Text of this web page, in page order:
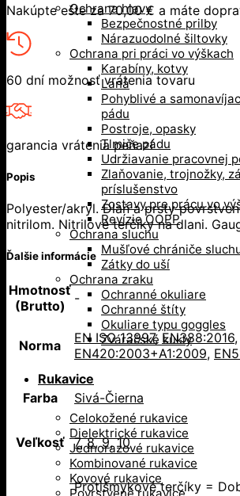
Ochrana hlavy
Bezpečnostné prilby
Nárazuodolné šiltovky
Ochrana pri práci vo výškach
Karabíny, kotvy
Laná
Pohyblivé a
pádu
Postroje, opasky
Tlmiče pádu
Udržiavanie pracovnej
Zlaňovanie, trojnožky,
príslušenstvo
Zostavy pre prácu vo
Revízie OOPP
Ochrana sluchu
Mušľové chrániče
Zátky do uší
Ochrana zraku
Ochranné okuliare
Ochranné štíty
Okuliare typu goggles
Zváračské kukly
Rukavice
Celokožené rukavice
Dielektrické rukavice
Jednorazové rukavice
Kombinované rukavice
Kovové rukavice
Nakúpte ešte za70,00€ a máte
60 dní možnosť vrátenia tovaru
garancia vrátenia peňazí
Popis
Polyester/akryl. Dlaň a prsty
nitrilom. Nitrilové terčíky na dlani.
Ďalšie informácie
Hmotnosť
(Brutto)
-
Norma EN ISO 13997, EN388:2016,
EN420:2003+A1:2009,
Farba Sivá-Čierna
Veľkosť 7,8,9,10
Protišmykové terčíky =